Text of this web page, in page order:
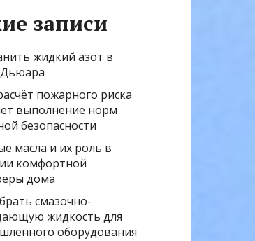
записи
жидкий азот в
Дьюара
пожарного риска
выполнение норм
безопасности
масла и их роль в
комфортной
дома
смазочно-
жидкость для
оборудования